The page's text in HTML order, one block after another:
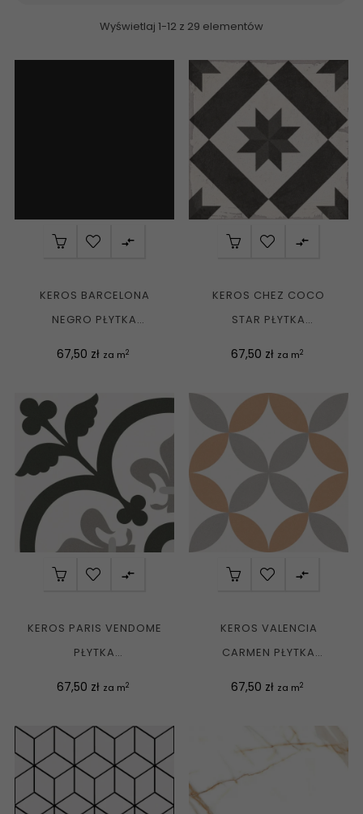
Wyświetlaj 1-12 z 29 elementów

KEROS BARCELONA
NEGRO PŁYTKA
Cena
67,50 zł za m2

KEROS CHEZ COCO
STAR PŁYTKA
Cena
67,50 zł za m2

KEROS PARIS VENDOME
PŁYTKA
Cena
67,50 zł za m2

KEROS VALENCIA
CARMEN PŁYTKA
Cena
67,50 zł za m2